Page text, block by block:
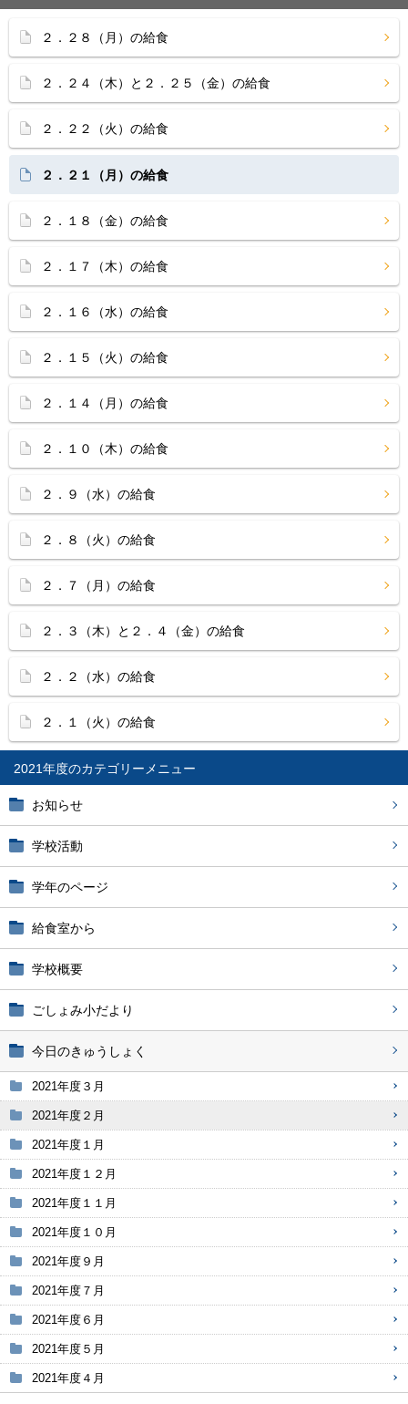
2021年度
お知らせ
学校活動
学年のページ
給食室から
学校概要
ごしょみ小だより
今日のきゅうしょく
2021年度３月
2021年度２月
2021年度１月
2021年度１２月
2021年度１１月
2021年度１０月
2021年度９月
2021年度７月
2021年度６月
2021年度５月
2021年度４月
２．２８（月）の給食
２．２４（木）と２．２５（金）の給食
２．２２（火）の給食
２．２１（月）の給食
２．１８（金）の給食
２．１７（木）の給食
２．１６（水）の給食
２．１５（火）の給食
２．１４（月）の給食
２．１０（木）の給食
２．９（水）の給食
２．８（火）の給食
２．７（月）の給食
２．３（木）と２．４（金）の給食
２．２（水）の給食
２．１（火）の給食